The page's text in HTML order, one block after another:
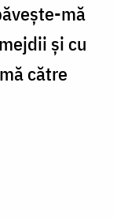
mă
şi cu
către